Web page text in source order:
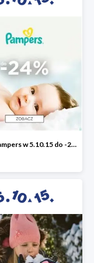
Marka Pampers w 5.10.15 do -24%